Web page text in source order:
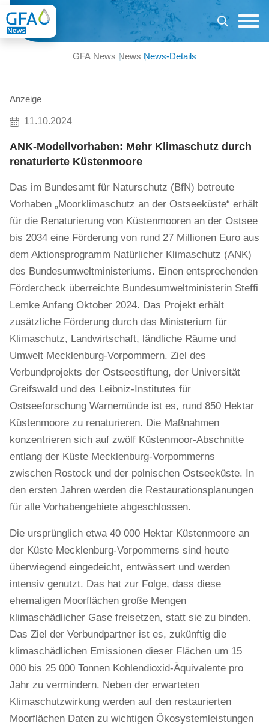
GFA News News News-Details
Anzeige
11.10.2024
ANK-Modellvorhaben: Mehr Klimaschutz durch
renaturierte Küstenmoore
Das im Bundesamt für Naturschutz (BfN) betreute
Vorhaben „Moorklimaschutz an der Ostseeküste“ erhält
für die Renaturierung von Küstenmooren an der Ostsee
bis 2034 eine Förderung von rund 27 Millionen Euro aus
dem Aktionsprogramm Natürlicher Klimaschutz (ANK)
des Bundesumweltministeriums. Einen entsprechenden
Fördercheck überreichte Bundesumweltministerin Steffi
Lemke Anfang Oktober 2024. Das Projekt erhält
zusätzliche Förderung durch das Ministerium für
Klimaschutz, Landwirtschaft, ländliche Räume und
Umwelt Mecklenburg-Vorpommern. Ziel des
Verbundprojekts der Ostseestiftung, der Universität
Greifswald und des Leibniz-Institutes für
Ostseeforschung Warnemünde ist es, rund 850 Hektar
Küstenmoore zu renaturieren. Die Maßnahmen
konzentrieren sich auf zwölf Küstenmoor-Abschnitte
entlang der Küste Mecklenburg-Vorpommerns
zwischen Rostock und der polnischen Ostseeküste. In
den ersten Jahren werden die Restaurationsplanungen
für alle Vorhabengebiete abgeschlossen.
Die ursprünglich etwa 40 000 Hektar Küstenmoore an
der Küste Mecklenburg-Vorpommerns sind heute
überwiegend eingedeicht, entwässert und werden
intensiv genutzt. Das hat zur Folge, dass diese
ehemaligen Moorflächen große Mengen
klimaschädlicher Gase freisetzen, statt sie zu binden.
Das Ziel der Verbundpartner ist es, zukünftig die
klimaschädlichen Emissionen dieser Flächen um 15
000 bis 25 000 Tonnen Kohlendioxid-Äquivalente pro
Jahr zu vermindern. Neben der erwarteten
Klimaschutzwirkung werden auf den restaurierten
Moorflächen Daten zu wichtigen Ökosystemleistungen